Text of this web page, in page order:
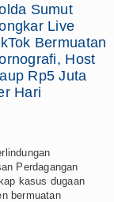
Sumut
Live
Bermuatan
Host
Rp5 Juta
Hari
Perdagangan
kasus dugaan
bermuatan